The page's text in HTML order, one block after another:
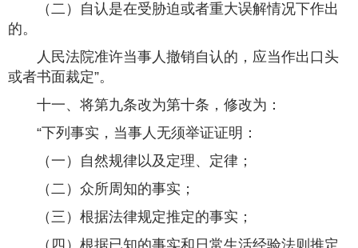
（二）自认是在受胁迫或者重大误解情况下作出
的。
人民法院准许当事人撤销自认的，应当作出口头
或者书面裁定”。
十一、将第九条改为第十条，修改为：
“下列事实，当事人无须举证证明：
（一）自然规律以及定理、定律；
（二）众所周知的事实；
（三）根据法律规定推定的事实；
（四）根据已知的事实和日常生活经验法则推定